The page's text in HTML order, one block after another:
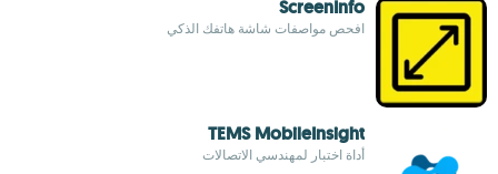
ScreenInfo
افحص مواصفات شاشة هاتفك الذكي
TEMS MobileInsight
أداة اختبار لمهندسي الاتصالات